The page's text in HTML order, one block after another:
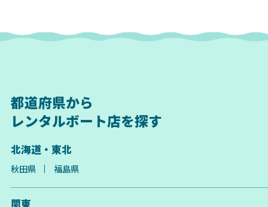
都道府県から
レンタルボート店を探す
北海道・東北
秋田県 福島県
関東